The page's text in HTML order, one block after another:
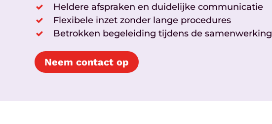
Heldere afspraken en duidelijke communicatie
Flexibele inzet zonder lange procedures
Betrokken begeleiding tijdens de samenwerking
Neem contact op